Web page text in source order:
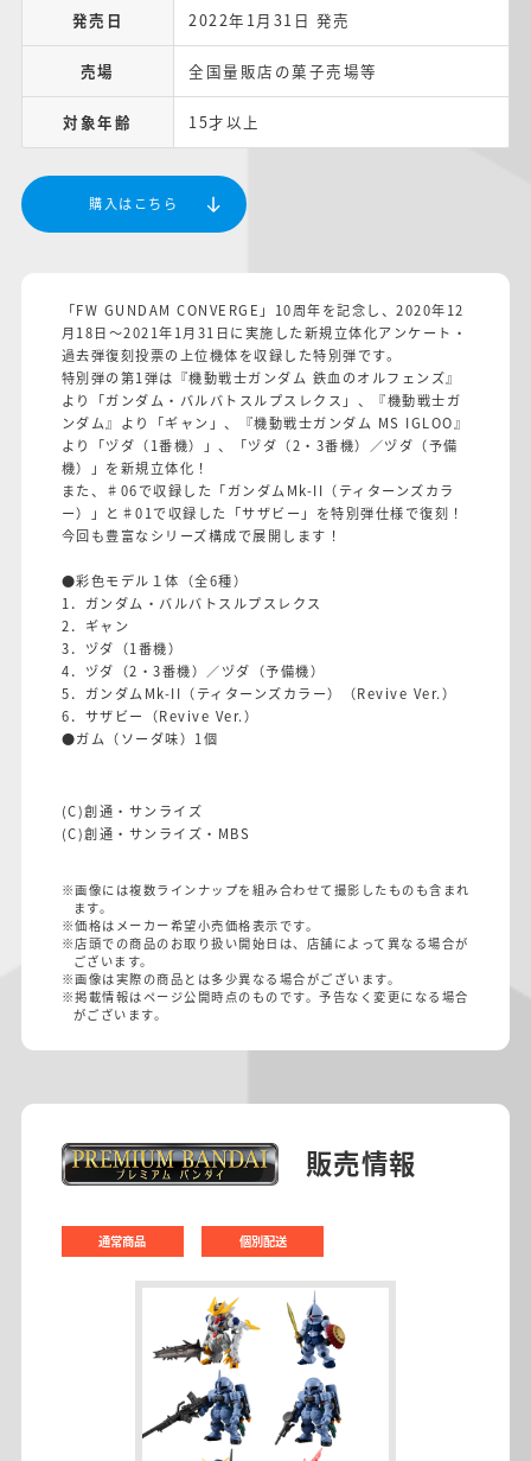
発売日 2022年1月31日 発売
売場 全国量販店の菓子売場等
対象年齢 15才以上
購入はこちら
「FW GUNDAM CONVERGE」10周年を記念し、2020年12
月18日～2021年1月31日に実施した新規立体化アンケート・
過去弾復刻投票の上位機体を収録した特別弾です。
特別弾の第1弾は『機動戦士ガンダム 鉄血のオルフェンズ』
より「ガンダム・バルバトスルプスレクス」、『機動戦士ガ
ンダム』より「ギャン」、『機動戦士ガンダム MS IGLOO』
より「ヅダ（1番機）」、「ヅダ（2・3番機）／ヅダ（予備
機）」を新規立体化！
また、♯06で収録した「ガンダムMk-II（ティターンズカラ
ー）」と♯01で収録した「サザビー」を特別弾仕様で復刻！
今回も豊富なシリーズ構成で展開します！
●彩色モデル１体（全6種）
1．ガンダム・バルバトスルプスレクス
2．ギャン
3．ヅダ（1番機）
4．ヅダ（2・3番機）／ヅダ（予備機）
5．ガンダムMk-II（ティターンズカラー）（Revive Ver.）
6．サザビー（Revive Ver.）
●ガム（ソーダ味）1個
(C)創通・サンライズ
(C)創通・サンライズ・MBS
※画像には複数ラインナップを組み合わせて撮影したものも含まれ
ます。
※価格はメーカー希望小売価格表示です。
※店頭での商品のお取り扱い開始日は、店舗によって異なる場合が
ございます。
※画像は実際の商品とは多少異なる場合がございます。
※掲載情報はページ公開時点のものです。予告なく変更になる場合
がございます。
販売情報
通常商品 個別配送